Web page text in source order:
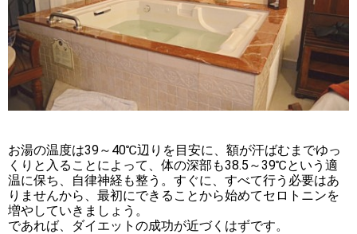
お湯の温度は39～40℃辺りを目安に、額が汗ばむまでゆっ
くりと入ることによって、体の深部も38.5～39℃という適
温に保ち、自律神経も整う。すぐに、すべて行う必要はあ
りませんから、最初にできることから始めてセロトニンを
増やしていきましょう。
であれば、ダイエットの成功が近づくはずです。